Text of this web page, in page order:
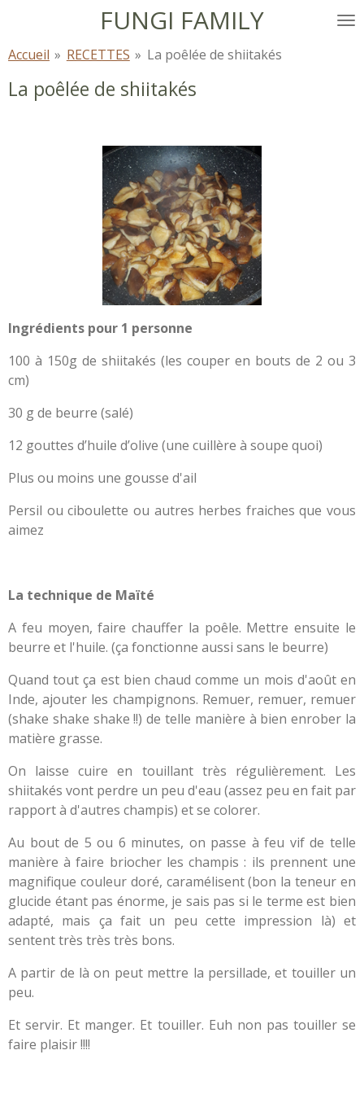
contenu
FUNGI FAMILY
Accueil » RECETTES » La poêlée de shiitakés
La poêlée de shiitakés
Ingrédients pour 1 personne
100 à 150g de shiitakés (les couper en bouts de 2 ou 3
cm)
30 g de beurre (salé)
12 gouttes d’huile d’olive (une cuillère à soupe quoi)
Plus ou moins une gousse d'ail
Persil ou ciboulette ou autres herbes fraiches que vous
aimez
La technique de Maïté
A feu moyen, faire chauffer la poêle. Mettre ensuite le
beurre et l'huile. (ça fonctionne aussi sans le beurre)
Quand tout ça est bien chaud comme un mois d'août en
Inde, ajouter les champignons. Remuer, remuer, remuer
(shake shake shake !!) de telle manière à bien enrober la
matière grasse.
On laisse cuire en touillant très régulièrement. Les
shiitakés vont perdre un peu d'eau (assez peu en fait par
rapport à d'autres champis) et se colorer.
Au bout de 5 ou 6 minutes, on passe à feu vif de telle
manière à faire briocher les champis : ils prennent une
magnifique couleur doré, caramélisent (bon la teneur en
glucide étant pas énorme, je sais pas si le terme est bien
adapté, mais ça fait un peu cette impression là) et
sentent très très très bons.
A partir de là on peut mettre la persillade, et touiller un
peu.
Et servir. Et manger. Et touiller. Euh non pas touiller se
faire plaisir !!!!